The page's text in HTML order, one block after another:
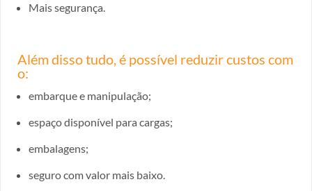
Mais segurança.
Além disso tudo, é possível reduzir custos com
o:
embarque e manipulação;
espaço disponível para cargas;
embalagens;
seguro com valor mais baixo.